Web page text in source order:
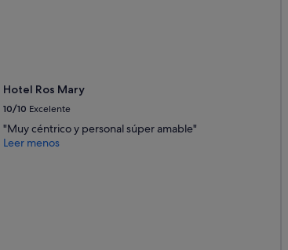
Hotel Ros Mary
10/10 Excelente
"Muy céntrico y personal súper amable"
Leer menos